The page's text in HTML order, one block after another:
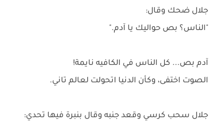
جلال ضحك وقال:
"الناس؟ بص حواليك يا آدم."
آدم بص... كل الناس في الكافيه نايمة!
الصوت اختفى، وكأن الدنيا اتحولت لعالم تاني.
جلال سحب كرسي وقعد جنبه وقال بنبرة فيها تحدي: